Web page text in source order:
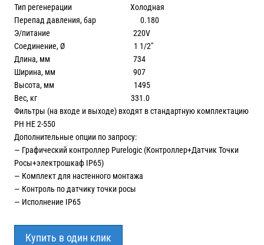
Тип регенерации Холодная
Перепад давления, бар 0.180
Э/питание 220V
Соединение, Ø 1 1/2″
Длина, мм 734
Ширина, мм 907
Высота, мм 1495
Вес, кг 331.0
Фильтры (на входе и выходе) входят в стандартную комплектацию
PH HE 2-550
Дополнительные опции по запросу:
— Графический контроллер Purelogic (Контроллер+Датчик Точки
Росы+электрошкаф IP65)
— Комплект для настенного монтажа
— Контроль по датчику точки росы
— Исполнение IP65
Купить в один клик